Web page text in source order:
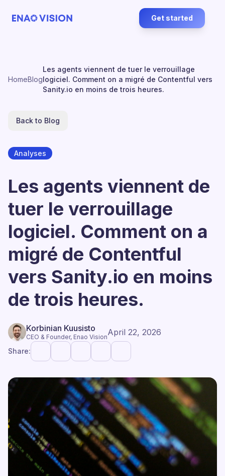
Get started
HomeBlog
Les agents viennent de tuer le verrouillage
logiciel. Comment on a migré de Contentful vers
Sanity.io en moins de trois heures.
Back to Blog
Analyses
Les agents viennent de
tuer le verrouillage
logiciel. Comment on a
migré de Contentful
vers Sanity.io en moins
de trois heures.
Korbinian Kuusisto
CEO & Founder, Enao VisionApril 22, 2026
Share: